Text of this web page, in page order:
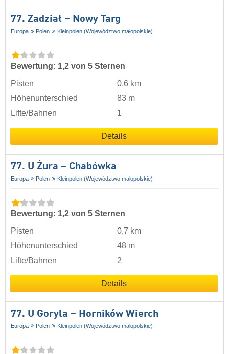
77. Zadział – Nowy Targ
Europa Polen Kleinpolen (Województwo małopolskie)
Bewertung: 1,2 von 5 Sternen
Pisten
0,6 km
Höhenunterschied
83 m
Lifte/Bahnen
1
Details
77. U Żura – Chabówka
Europa Polen Kleinpolen (Województwo małopolskie)
Bewertung: 1,2 von 5 Sternen
Pisten
0,7 km
Höhenunterschied
48 m
Lifte/Bahnen
2
Details
77. U Goryla – Horników Wierch
Europa Polen Kleinpolen (Województwo małopolskie)